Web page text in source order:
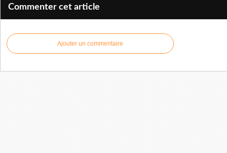
Commenter cet article
Ajouter un commentaire